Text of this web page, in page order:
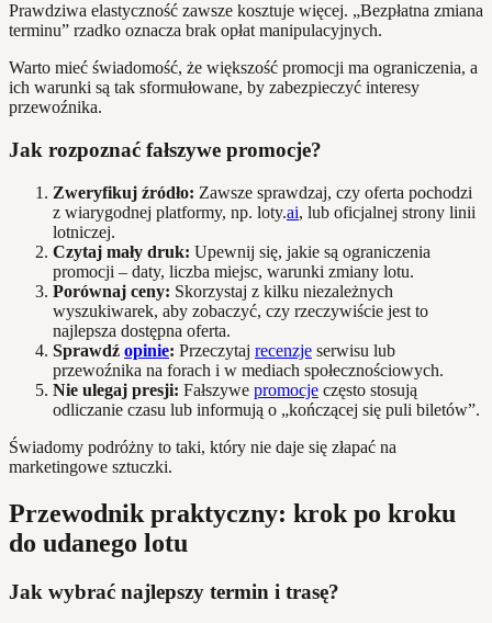
Prawdziwa elastyczność zawsze kosztuje więcej. „Bezpłatna zmiana
terminu” rzadko oznacza brak opłat manipulacyjnych.
Warto mieć świadomość, że większość promocji ma ograniczenia, a
ich warunki są tak sformułowane, by zabezpieczyć interesy
przewoźnika.
Jak rozpoznać fałszywe promocje?
Zweryfikuj źródło: Zawsze sprawdzaj, czy oferta pochodzi
z wiarygodnej platformy, np. loty.ai, lub oficjalnej strony linii
lotniczej.
Czytaj mały druk: Upewnij się, jakie są ograniczenia
promocji – daty, liczba miejsc, warunki zmiany lotu.
Porównaj ceny: Skorzystaj z kilku niezależnych
wyszukiwarek, aby zobaczyć, czy rzeczywiście jest to
najlepsza dostępna oferta.
Sprawdź opinie: Przeczytaj recenzje serwisu lub
przewoźnika na forach i w mediach społecznościowych.
Nie ulegaj presji: Fałszywe promocje często stosują
odliczanie czasu lub informują o „kończącej się puli biletów”.
Świadomy podróżny to taki, który nie daje się złapać na
marketingowe sztuczki.
Przewodnik praktyczny: krok po kroku
do udanego lotu
Jak wybrać najlepszy termin i trasę?